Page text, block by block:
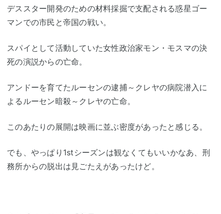
デススター開発のための材料採掘で支配される惑星ゴー
マンでの市民と帝国の戦い。
スパイとして活動していた女性政治家モン・モスマの決
死の演説からの亡命。
アンドーを育てたルーセンの逮捕～クレヤの病院潜入に
よるルーセン暗殺～クレヤの亡命。
このあたりの展開は映画に並ぶ密度があったと感じる。
でも、やっぱり1stシーズンは観なくてもいいかなあ、刑
務所からの脱出は見ごたえがあったけど。